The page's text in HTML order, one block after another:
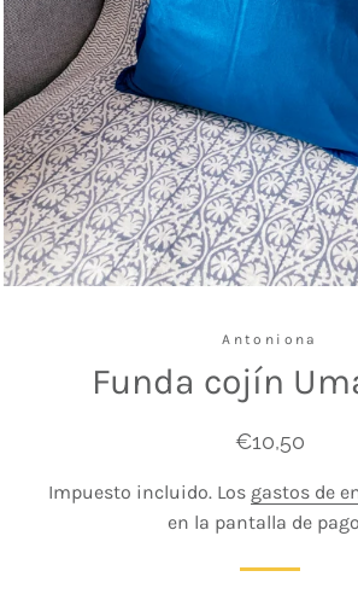
Antoniona
Funda cojín
Precio
Precio
venta
€10,50
Impuesto incluido. Los gastos de
en la pantalla de